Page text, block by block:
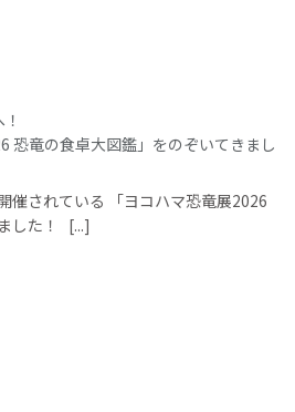
恐竜の食卓大図鑑」をのぞいてきまし
催されている 「ヨコハマ恐竜展2026
した！ [...]